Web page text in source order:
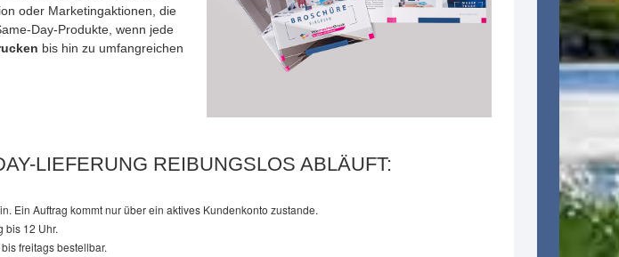
oder Marketingaktionen, die
Day-Produkte, wenn jede
bis hin zu umfangreichen
LIEFERUNG REIBUNGSLOS ABLÄUFT:
Ein Auftrag kommt nur über ein aktives Kundenkonto zustande.
bis 12 Uhr.
freitags bestellbar.